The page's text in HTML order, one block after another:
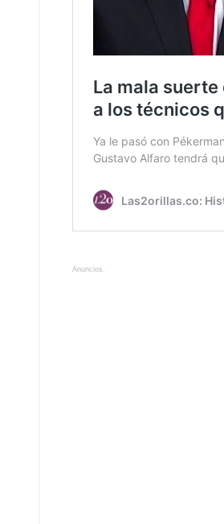
Anuncios.